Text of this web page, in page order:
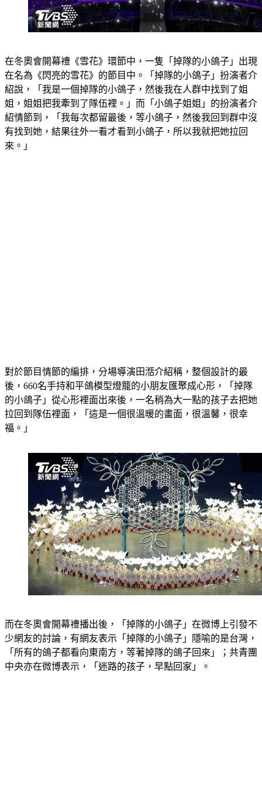
在冬奧會開幕禮《雪花》環節中，一隻「掉隊的小鴿子」出現
在名為《閃亮的雪花》的節目中。「掉隊的小鴿子」扮演者介
紹說，「我是一個掉隊的小鴿子，然後我在人群中找到了姐
姐，姐姐把我牽到了隊伍裡。」而「小鴿子姐姐」的扮演者介
紹情節到，「我每次都留最後，等小鴿子，然後我回到群中沒
有找到她，結果往外一看才看到小鴿子，所以我就把她拉回
來。」
對於節目情節的編排，分場導演田湉介紹稱，整個設計的最
後，660名手持和平鴿模型燈籠的小朋友匯聚成心形，「掉隊
的小鴿子」從心形裡面出來後，一名稍為大一點的孩子去把她
拉回到隊伍裡面，「這是一個很溫暖的畫面，很溫馨，很幸
福。」
而在冬奧會開幕禮播出後，「掉隊的小鴿子」在微博上引發不
少網友的討論，有網友表示「掉隊的小鴿子」隱喻的是台灣，
「所有的鴿子都看向東南方，等著掉隊的鴿子回來」；共青團
中央亦在微博表示，「迷路的孩子，早點回家」。